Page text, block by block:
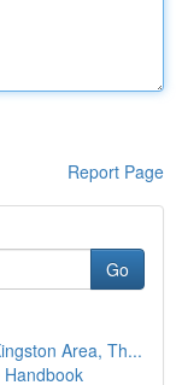
Report Page
Go
Area, Th...
Handbook